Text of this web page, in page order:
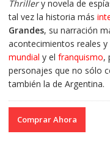
Thrillery novela de
tal vez la historia más
Grandes, su narración
acontecimientos reales
mundial y el franquismo,
personajes que no sólo
también la de Argentina.
Comprar Ahora